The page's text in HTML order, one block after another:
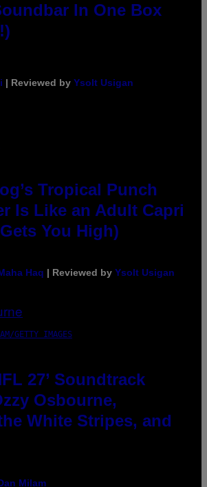
In One Box
| Reviewed by Ysolt Usigan
Tropical Punch
Is Like an Adult Capri
You High)
Haq | Reviewed by Ysolt Usigan
GETTY IMAGES
27’ Soundtrack
Osbourne,
White Stripes, and
Milam